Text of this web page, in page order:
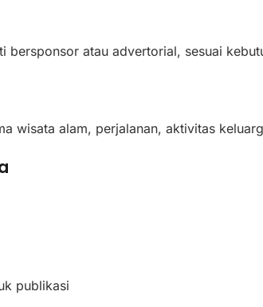
bersponsor atau advertorial, sesuai
wisata alam, perjalanan, aktivitas
publikasi